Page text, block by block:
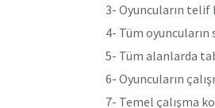
3- Oyuncuların telif
4- Tüm
5- Tüm alanlarda
6- Oyuncuların
7- Temel çalışma